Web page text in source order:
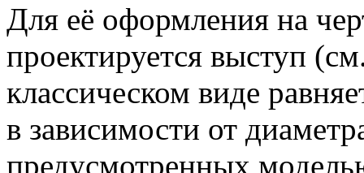
Для её оформления на
проектируется выступ
классическом виде
в зависимости от
предусмотренных